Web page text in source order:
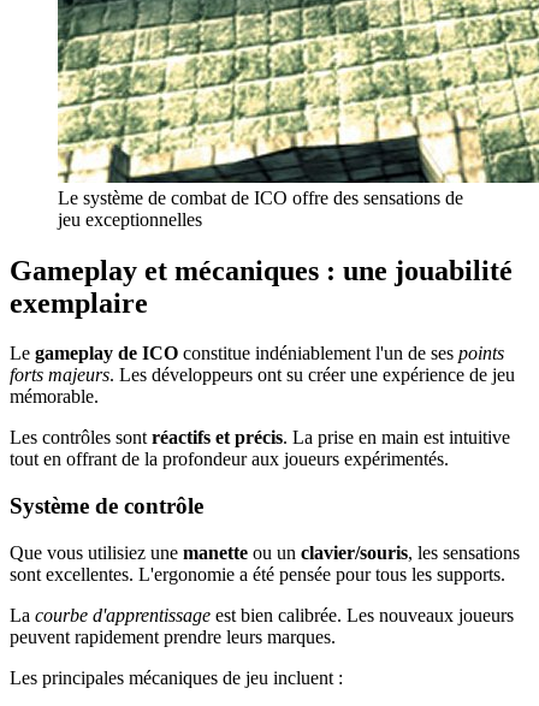
Le système de combat de ICO offre des sensations de
jeu exceptionnelles
Gameplay et mécaniques : une jouabilité
exemplaire
Le gameplay de ICO constitue indéniablement l'un de ses points
forts majeurs. Les développeurs ont su créer une expérience de jeu
mémorable.
Les contrôles sontréactifs et précis. La prise en main est intuitive
tout en offrant de la profondeur aux joueurs expérimentés.
Système de contrôle
Que vous utilisiez une manette ou un clavier/souris, les sensations
sont excellentes. L'ergonomie a été pensée pour tous les supports.
La courbe d'apprentissage est bien calibrée. Les nouveaux joueurs
peuvent rapidement prendre leurs marques.
Les principales mécaniques de jeu incluent :